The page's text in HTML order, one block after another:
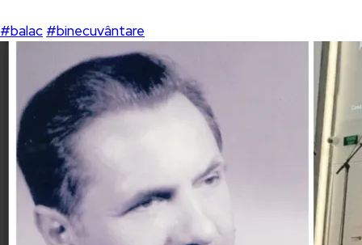
#balac #binecuvântare